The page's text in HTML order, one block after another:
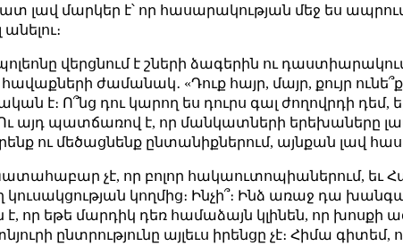
լավ մարկեր է՝ որ հասարակության մեջ ես
վերցնում է շների ձագերին ու դաստիարակում
ժամանակ․ «Դուք հայր, մայր, քույր
է։ Ո՞նց դու կարող ես դուրս գալ ժողովրդի դեմ,
այդ պատճառով է, որ մանկատների երեխաները
ու մեծացնենք ընտանիքներում, այնքան լավ
չէ, որ բոլոր հակաուտոպիաներում, եւ
կողմից։ Ինչի՞։ Ինձ առաջ դա
է, որ եթե մարդիկ դեռ համաձայն կլինեն, որ խոսքի
ընտրությունը այլեւս իրենցը չէ։ Հիմա